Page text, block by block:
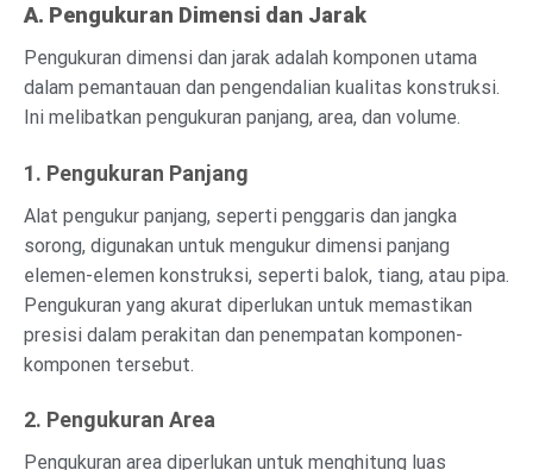
A. Pengukuran Dimensi dan Jarak
Pengukuran dimensi dan jarak adalah komponen utama
dalam pemantauan dan pengendalian kualitas konstruksi.
Ini melibatkan pengukuran panjang, area, dan volume.
1. Pengukuran Panjang
Alat pengukur panjang, seperti penggaris dan jangka
sorong, digunakan untuk mengukur dimensi panjang
elemen-elemen konstruksi, seperti balok, tiang, atau pipa.
Pengukuran yang akurat diperlukan untuk memastikan
presisi dalam perakitan dan penempatan komponen-
komponen tersebut.
2. Pengukuran Area
Pengukuran area diperlukan untuk menghitung luas